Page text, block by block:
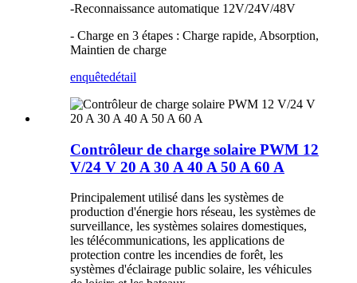
-Reconnaissance automatique 12V/24V/48V
- Charge en 3 étapes : Charge rapide, Absorption,
Maintien de charge
enquêtedétail
Contrôleur de charge solaire PWM 12
V/24 V 20 A 30 A 40 A 50 A 60 A
Principalement utilisé dans les systèmes de
production d'énergie hors réseau, les systèmes de
surveillance, les systèmes solaires domestiques,
les télécommunications, les applications de
protection contre les incendies de forêt, les
systèmes d'éclairage public solaire, les véhicules